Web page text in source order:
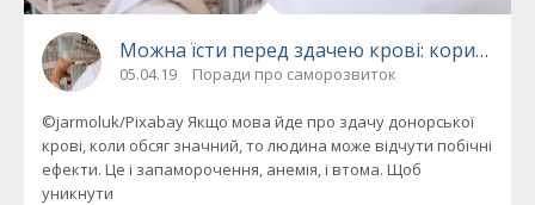
Можна їсти перед здачею крові: корисні
05.04.19 Поради про саморозвиток
©jarmoluk/Pixabay Якщо мова йде про здачу донорської
крові, коли обсяг значний, то людина може відчути побічні
ефекти. Це і запаморочення, анемія, і втома. Щоб
уникнути